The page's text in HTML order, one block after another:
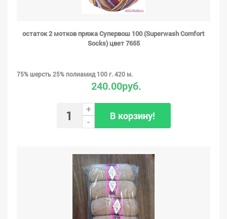
остаток 2 мотков пряжа Супервош 100 (Superwash Comfort
Socks) цвет 7655
75% шерсть 25% полиамид 100 г. 420 м.
240.00руб.
+
-
В корзину!